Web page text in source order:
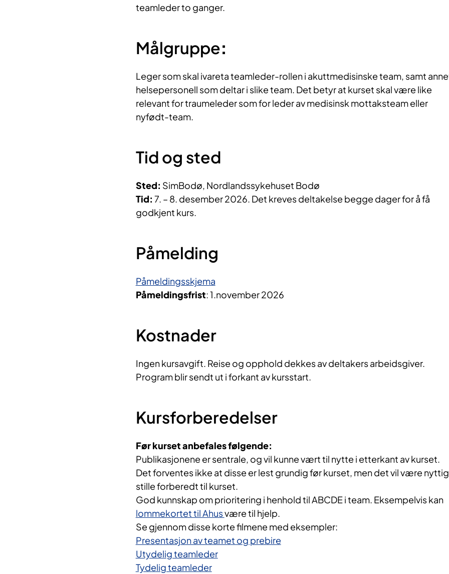
teamleder to ganger.
Målgruppe:
Leger som skal ivareta teamleder-rollen i akuttmedisinske team, samt
helsepersonell som deltar i slike team. Det betyr at kurset skal være like
relevant for traumeleder som for leder av medisinsk mottaksteam eller
nyfødt-team.
Tid og sted
Sted: SimBodø, Nordlandssykehuset Bodø
Tid: 7. – 8. desember 2026. Det kreves deltakelse begge dager for å få
godkjent kurs.
Påmelding
Påmeldingsskjema
Påmeldingsfrist: 1.november 2026
Kostnader
Ingen kursavgift. Reise og opphold dekkes av deltakers arbeidsgiver.
Program blir sendt ut i forkant av kursstart.
Kursforberedelser
Før kurset anbefales følgende:
Publikasjonene er sentrale, og vil kunne vært til nytte i etterkant av kurset.
Det forventes ikke at disse er lest grundig før kurset, men det vil være
stille forberedt til kurset.
God kunnskap om prioritering i henhold til ABCDE i team. Eksempelvis kan
lommekortet til Ahusvære til hjelp.
Se gjennom disse korte filmene med eksempler:
Presentasjon av teamet og prebire
Utydelig teamleder
Tydelig teamleder